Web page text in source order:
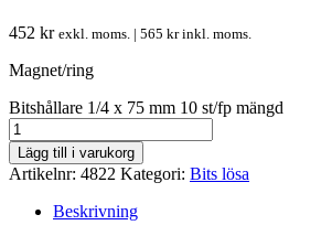
452 kr exkl. moms. | 565 krinkl. moms.
Magnet/ring
Bitshållare 1/4 x 75 mm 10 st/fp mängd
Lägg till i varukorg
Artikelnr: 4822 Kategori: Bits lösa
Beskrivning